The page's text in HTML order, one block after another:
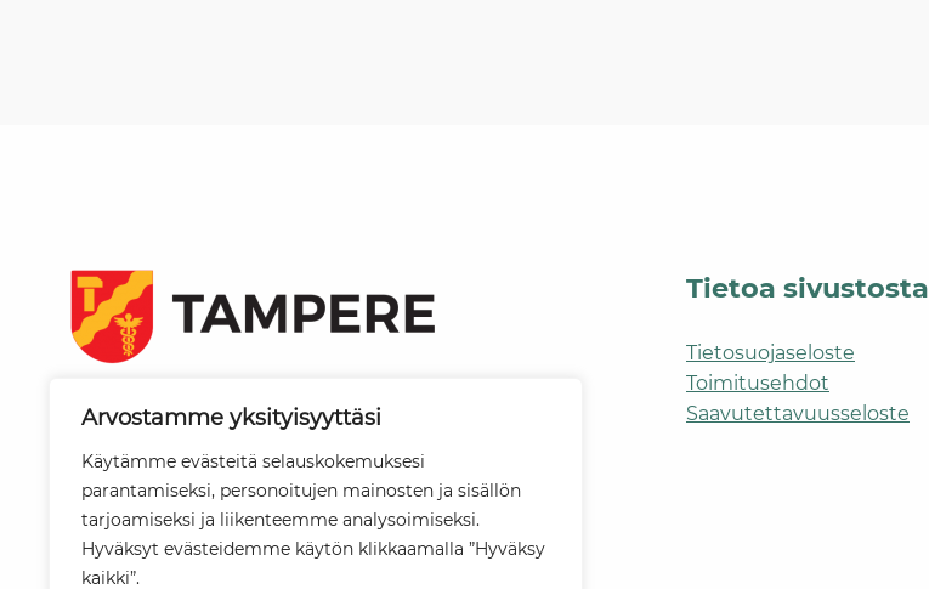
Arvostamme yksityisyyttäsi
Käytämme evästeitä selauskokemuksesi
parantamiseksi, personoitujen mainosten ja sisällön
tarjoamiseksi ja liikenteemme analysoimiseksi.
Hyväksyt evästeidemme käytön klikkaamalla ”Hyväksy
kaikki”.
PL 487
33101 Tampere
Vaihde
03 565 611
Tietoa sivustosta
Tietosuojaseloste
Toimitusehdot
Saavutettavuusseloste